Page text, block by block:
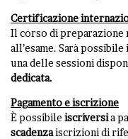
Certificazione
Il corso di preparazione
all’esame. Sarà
una delle sessioni
dedicata.
Pagamento e iscrizione
È possibile iscriversia
scadenzaiscrizioni di